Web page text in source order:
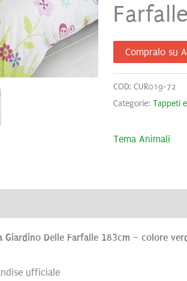
Compralo su
COD: CUR019-72
Categorie: Tappeti
Tema Animali
Giardino Delle Farfalle 183cm – colore
ufficiale